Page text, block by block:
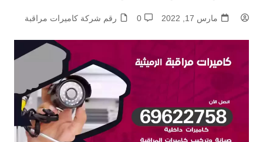
مارس 17, 2022 0 رقم شركة كاميرات مراقبة